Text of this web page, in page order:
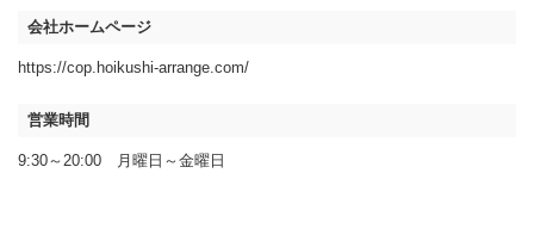
会社ホームページ
https://cop.hoikushi-arrange.com/
営業時間
9:30～20:00 月曜日～金曜日